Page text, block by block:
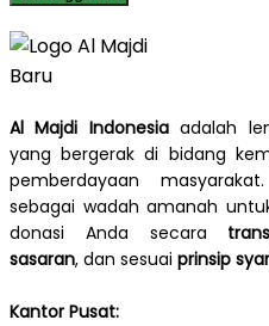
Al Majdi Indonesiaadalah
yang bergerak di bidang
pemberdayaan
sebagai wadah amanah
donasi Anda secara
sasaran, dan sesuai prinsip
Kantor Pusat: